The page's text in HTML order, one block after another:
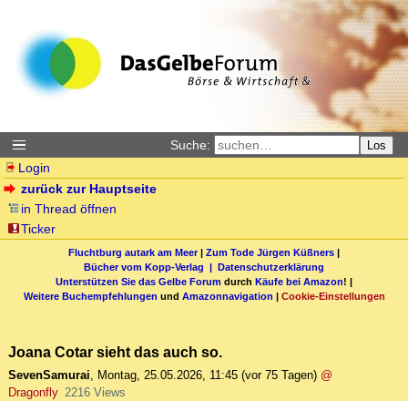
Suche: Los
Login
zurück zur Hauptseite
in Thread öffnen
Ticker
Fluchtburg autark am Meer| Zum Tode Jürgen Küßners |
Bücher vom Kopp-Verlag | Datenschutzerklärung
Unterstützen Sie das Gelbe Forum durch Käufe bei Amazon! |
Weitere Buchempfehlungen und Amazonnavigation | Cookie-Einstellungen
Joana Cotar sieht das auch so.
SevenSamurai, Montag, 25.05.2026, 11:45 (vor 75 Tagen) @
Dragonfly 2216 Views